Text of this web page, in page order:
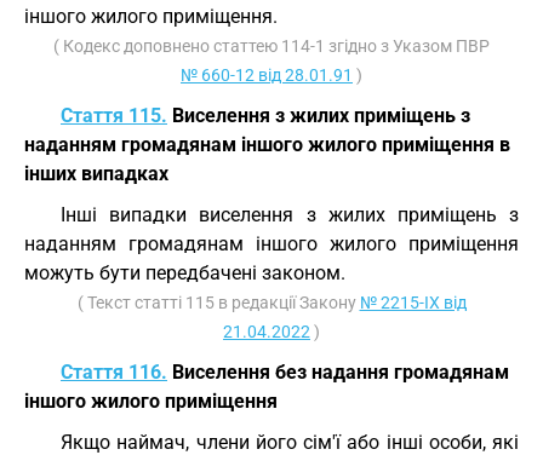
іншого жилого приміщення.
( Кодекс доповнено статтею 114-1 згідно з Указом ПВР
№ 660-12 від 28.01.91 )
Стаття 115. Виселення з жилих приміщень з
наданням громадянам іншого жилого приміщення в
інших випадках
Інші випадки виселення з жилих приміщень з
наданням громадянам іншого жилого приміщення
можуть бути передбачені законом.
( Текст статті 115 в редакції Закону № 2215-IX від
21.04.2022 )
Стаття 116. Виселення без надання громадянам
іншого жилого приміщення
Якщо наймач, члени його сім'ї або інші особи, які